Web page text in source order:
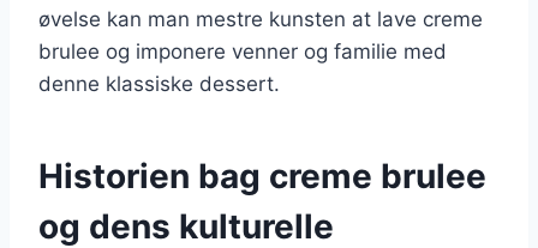
øvelse kan man mestre kunsten at lave creme
brulee og imponere venner og familie med
denne klassiske dessert.
Historien bag creme brulee
og dens kulturelle